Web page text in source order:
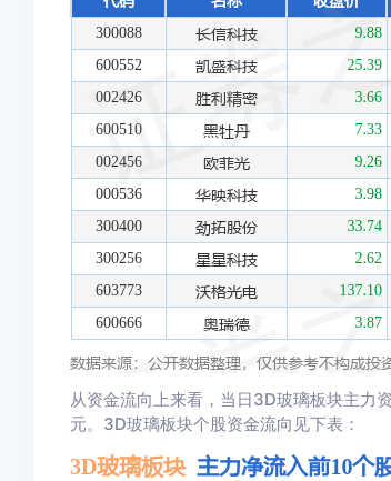
从资金流向上来看，当日3D玻璃板块主力
元。3D玻璃板块个股资金流向见下表：